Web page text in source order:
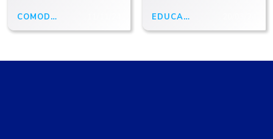
COMODORO EDUCACIÓN